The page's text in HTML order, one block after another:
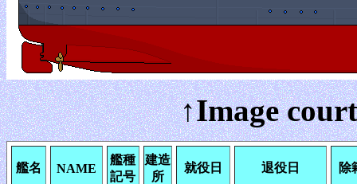
↑Image
艦名 NAME
艦種
記号
建造
所
就役日 退役日 除